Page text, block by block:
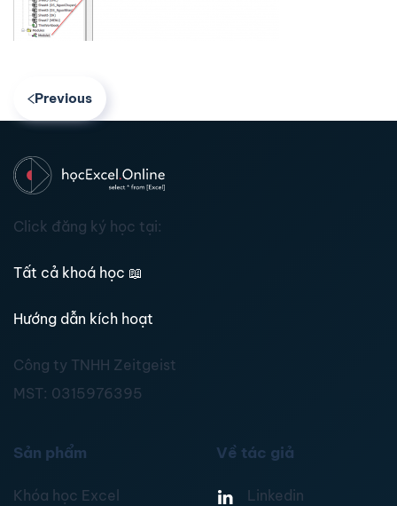
Previous
Click đăng ký học tại:
Tất cả khoá học 📖
Hướng dẫn kích hoạt
Công ty TNHH Zeitgeist
MST: 0315976395
Sản phẩm
Khóa học Excel
Về tác giả
Linkedin